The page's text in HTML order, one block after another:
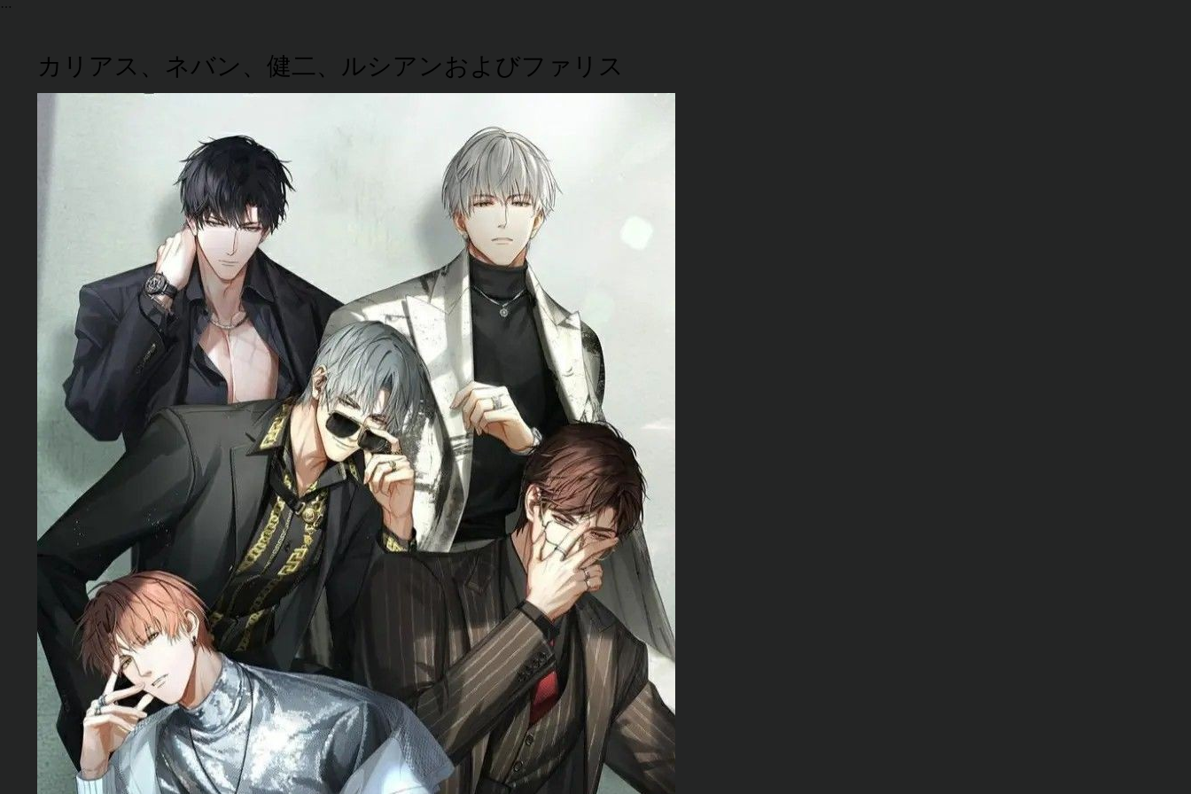
カリアス、ネバン、健二、ルシアンおよびファリス